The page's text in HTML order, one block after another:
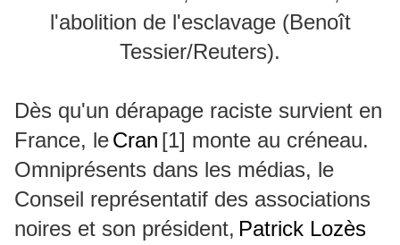
Dès qu'un dérapage raciste survient en
France, leCran [1] monte au créneau.
Omniprésents dans les médias, le
Conseil représentatif des associations
noires et son président, Patrick Lozès